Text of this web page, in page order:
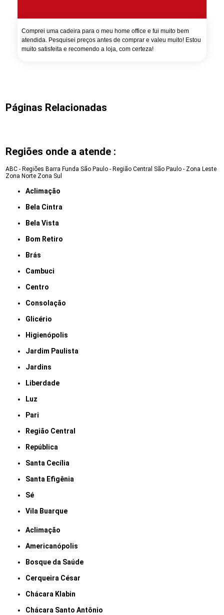
Comprei uma cadeira para o meu home office e fui muito bem
atendida. Pesquisei preços antes de comprar e valeu muito! Estou
muito satisfeita e recomendo a loja, com certeza!
Páginas Relacionadas
Regiões onde a atende :
ABC - Regiões Barra Funda São Paulo - Região Central São Paulo - Zona Leste
Zona Norte Zona Sul
Aclimação
Bela Cintra
Bela Vista
Bom Retiro
Brás
Cambuci
Centro
Consolação
Glicério
Higienópolis
Jardim Paulista
Jardins
Liberdade
Luz
Pari
Região Central
República
Santa Cecília
Santa Efigênia
Sé
Vila Buarque
Aclimação
Americanópolis
Bosque da Saúde
Cerqueira César
Chácara Klabin
Chácara Santo Antônio